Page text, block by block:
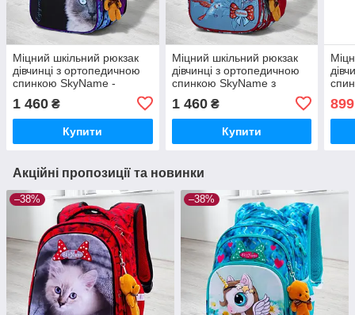
Міцний шкільний рюкзак
дівчинці з ортопедичною
спинкою SkyName -
Водонепроникний
портфель для школи 1-4
1 460 ₴
Купити
Міцний шкільний рюкзак
дівчинці з ортопедичною
спинкою SkyName з
Водонепроникний
портфель для школи 1-4
1 460₴
Купити
899
Акційні пропозиції та новинки
–38% –38%